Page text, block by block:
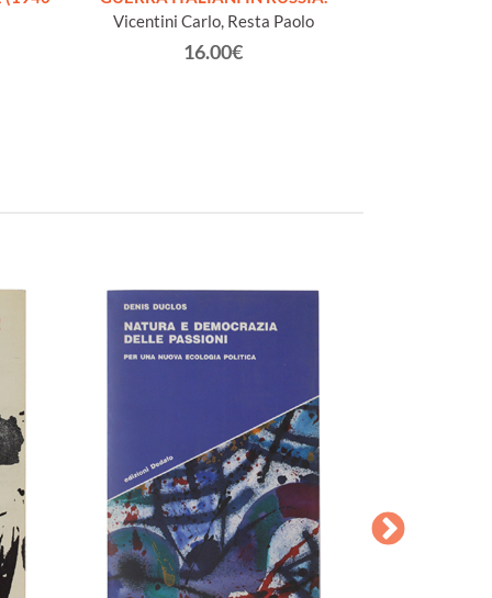
Vicentini Carlo, Resta Paolo
16.00€